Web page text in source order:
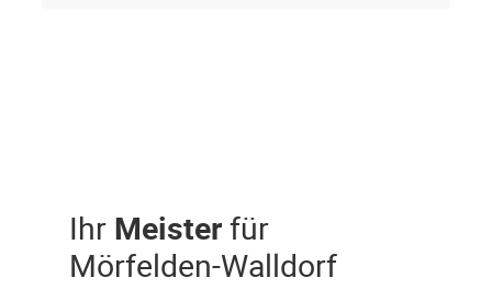
Ihr Meisterfür
Mörfelden-Walldorf